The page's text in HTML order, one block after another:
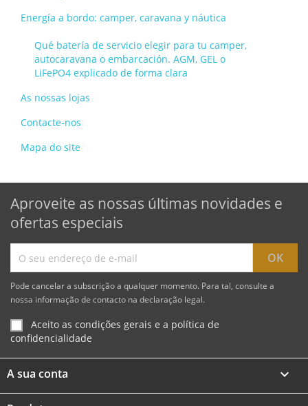
Energía a bordo: camper, caravana y náutica
Qué batería de servicio elegir para tu camper,
autocaravana o embarcación. AGM, GEL o
LiFePO4 explicado de forma clara
As nossas lojas
Contacte-nos
Mapa do site
Aproveite as nossas últimas novidades e
ofertas especiais
Pode cancelar a subscrição a qualquer momento. Para tal, consulte a
nossa informação de contacto na declaração legal.
Aceito as condições gerais e a política de
confidencialidade
A sua conta 